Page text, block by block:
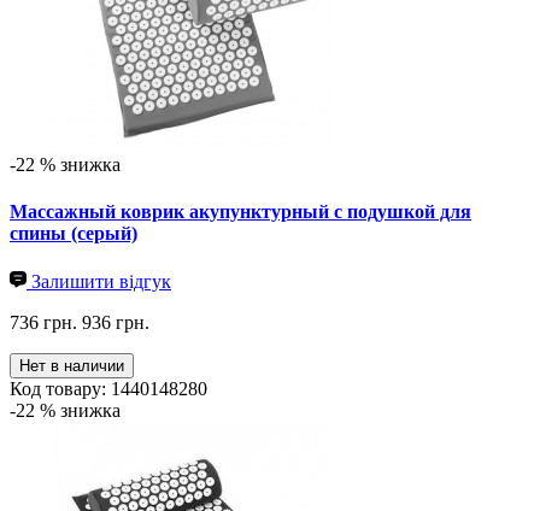
-22 % знижка
Массажный коврик акупунктурный с подушкой для
спины (серый)
Залишити відгук
736 грн. 936 грн.
Нет в наличии
Код товару: 1440148280
-22 % знижка